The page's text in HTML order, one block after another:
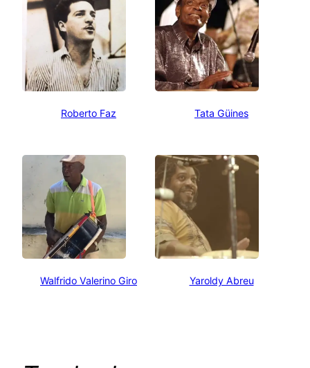
Roberto Faz Tata Güines
Walfrido Valerino Giro Yaroldy Abreu